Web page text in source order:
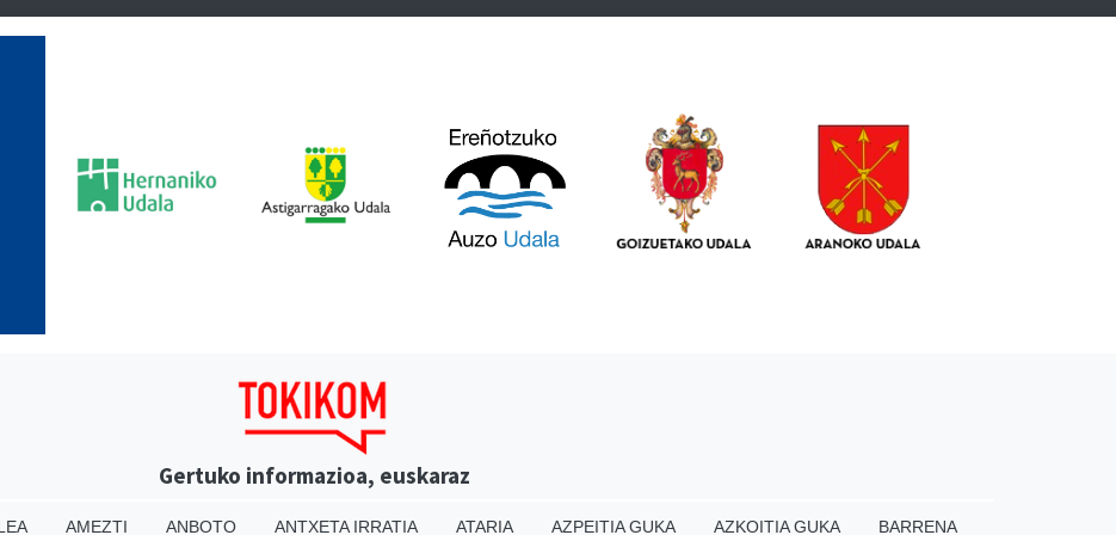
Gertuko informazioa, euskaraz
AMEZTI ANBOTO ANTXETA IRRATIA ATARIA AZPEITIA GUKA AZKOITIA GUKA BARRENA